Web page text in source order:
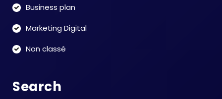
Business plan
Marketing Digital
Non classé
Search